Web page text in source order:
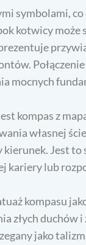
symbolami,
kotwicy
mocnych
kompas z
własnej
kierunek. Jest
kariery lub
kompasu
złych
jako